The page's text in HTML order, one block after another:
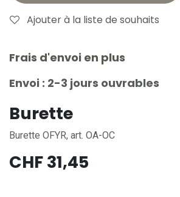
Ajouter à la liste de souhaits
Frais d'envoi en plus
Envoi : 2-3 jours ouvrables
Burette
Burette OFYR, art. OA-OC
CHF31,45